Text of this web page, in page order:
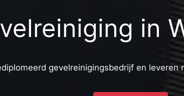
in
gevelreinigingsbedrijf en leveren